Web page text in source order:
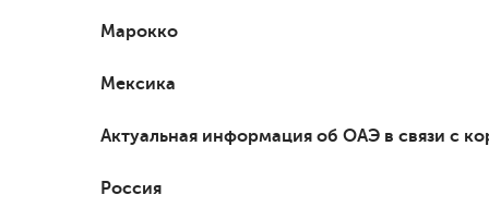
Марокко
Мексика
Актуальная информация об ОАЭ в связи с
Россия